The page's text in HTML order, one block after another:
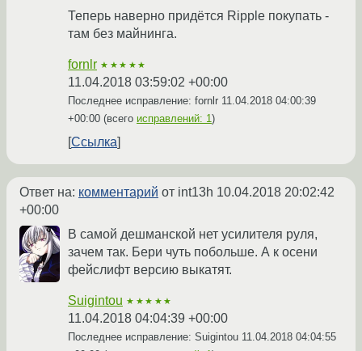
Теперь наверно придётся Ripple покупать -
там без майнинга.
fornlr ★★★★★
11.04.2018 03:59:02 +00:00
Последнее исправление: fornlr 11.04.2018 04:00:39
+00:00 (всего исправлений: 1)
Ссылка
Ответ на: комментарий от int13h 10.04.2018 20:02:42
+00:00
В самой дешманской нет усилителя руля,
зачем так. Бери чуть побольше. А к осени
фейслифт версию выкатят.
Suigintou ★★★★★
11.04.2018 04:04:39 +00:00
Последнее исправление: Suigintou 11.04.2018 04:04:55